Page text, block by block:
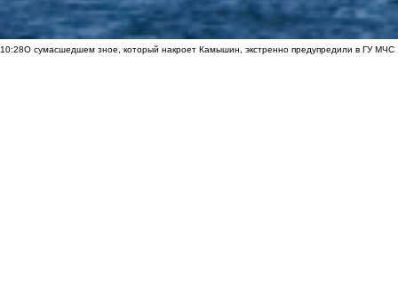
10:28О сумасшедшем зное, который накроет Камышин, экстренно предупредили в ГУ МЧС